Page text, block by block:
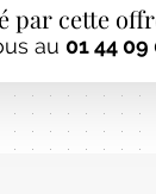
par cette
au 01 44 09